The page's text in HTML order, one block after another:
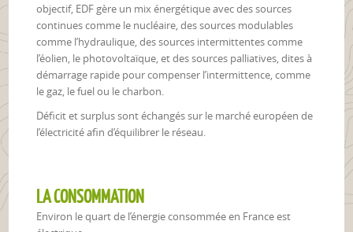
objectif, EDF gère un mix énergétique avec des sources
continues comme le nucléaire, des sources modulables
comme l’hydraulique, des sources intermittentes comme
l’éolien, le photovoltaïque, et des sources palliatives, dites à
démarrage rapide pour compenser l’intermittence, comme
le gaz, le fuel ou le charbon.
Déficit et surplus sont échangés sur le marché européen de
l’électricité afin d’équilibrer le réseau.
LA CONSOMMATION
Environ le quart de l’énergie consommée en France est